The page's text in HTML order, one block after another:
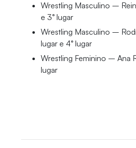
Wrestling Masculino –
e 3° lugar
Wrestling Masculino –
lugar e 4° lugar
Wrestling Feminino – Ana
lugar